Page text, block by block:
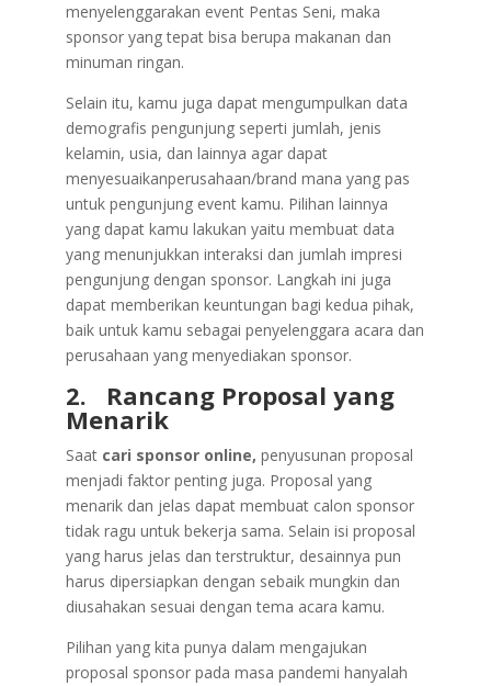
menyelenggarakan event Pentas Seni, maka
sponsor yang tepat bisa berupa makanan dan
minuman ringan.
Selain itu, kamu juga dapat mengumpulkan data
demografis pengunjung seperti jumlah, jenis
kelamin, usia, dan lainnya agar dapat
menyesuaikanperusahaan/brand mana yang pas
untuk pengunjung event kamu. Pilihan lainnya
yang dapat kamu lakukan yaitu membuat data
yang menunjukkan interaksi dan jumlah impresi
pengunjung dengan sponsor. Langkah ini juga
dapat memberikan keuntungan bagi kedua pihak,
baik untuk kamu sebagai penyelenggara acara dan
perusahaan yang menyediakan sponsor.
2. Rancang Proposal yang
Menarik
Saat cari sponsor online, penyusunan proposal
menjadi faktor penting juga. Proposal yang
menarik dan jelas dapat membuat calon sponsor
tidak ragu untuk bekerja sama. Selain isi proposal
yang harus jelas dan terstruktur, desainnya pun
harus dipersiapkan dengan sebaik mungkin dan
diusahakan sesuai dengan tema acara kamu.
Pilihan yang kita punya dalam mengajukan
proposal sponsor pada masa pandemi hanyalah